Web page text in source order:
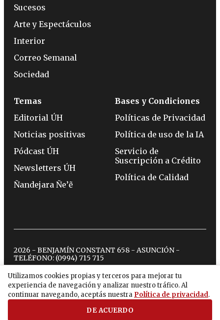
Utilizamos cookies propias y terceros para mejorar tu
experiencia de navegación y analizar nuestro tráfico. Al
continuar navegando, aceptás nuestra Política de privacidad.
DE ACUERDO
Sucesos
Arte y Espectáculos
Interior
Correo Semanal
Sociedad
Temas
Editorial ÚH
Noticias positivas
Pódcast ÚH
Newsletters ÚH
Ñandejara Ñe’ẽ
Bases y Condiciones
Políticas de Privacidad
Política de uso de la IA
Servicio de
Suscripción a Crédito
Política de Calidad
2026 - BENJAMÍN CONSTANT 658 - ASUNCIÓN -
TELÉFONO: (0994) 715 715
twitterinstagram
facebook
tiktokyoutubespotify